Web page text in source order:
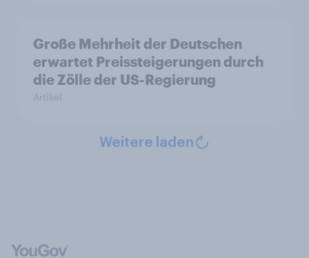
Große Mehrheit der Deutschen
erwartet Preissteigerungen durch
die Zölle der US-Regierung
Artikel
Weitere laden